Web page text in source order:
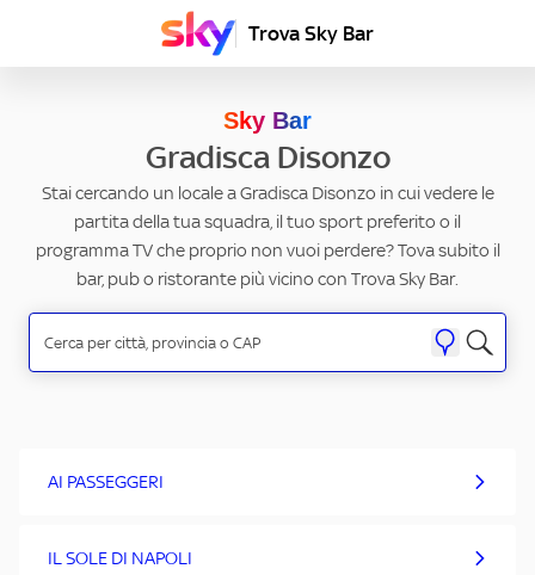
Trova Sky Bar
Sky Bar
Gradisca Disonzo
Stai cercando un locale a Gradisca Disonzo in cui vedere le
partita della tua squadra, il tuo sport preferito o il
programma TV che proprio non vuoi perdere? Tova subito il
bar, pub o ristorante più vicino con Trova Sky Bar.
AI PASSEGGERI
IL SOLE DI NAPOLI